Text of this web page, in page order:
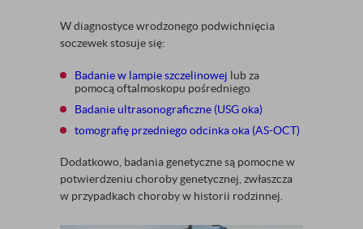
W diagnostyce wrodzonego podwichnięcia
soczewek stosuje się:
Badanie w lampie szczelinowej lub za
pomocą oftalmoskopu pośredniego
Badanie ultrasonograficzne (USG oka)
tomografię przedniego odcinka oka (AS-OCT)
Dodatkowo, badania genetyczne są pomocne w
potwierdzeniu choroby genetycznej, zwłaszcza
w przypadkach choroby w historii rodzinnej.